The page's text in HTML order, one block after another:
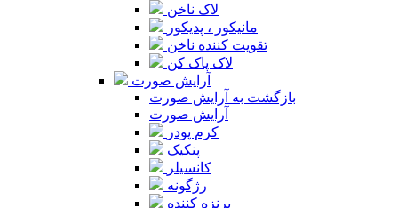
لاک ناخن
مانیکور ، پدیکور
تقویت کننده ناخن
لاک پاک کن
آرایش صورت
بازگشت به آرایش صورت
آرایش صورت
کرم پودر
پنکیک
کانسیلر
رژگونه
برنزه کننده